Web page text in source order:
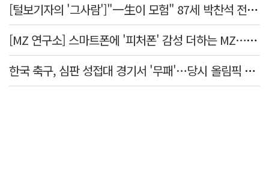
[털보기자의 '그사람']"一生이 모험" 87세 박찬석 전 경북대 총장
[MZ 연구소] 스마트폰에 '피처폰' 감성 더하는 MZ… 히퍼와 줄이어폰
한국 축구, 심판 성접대 경기서 '무패'…당시 올림픽 감독은 홍명보